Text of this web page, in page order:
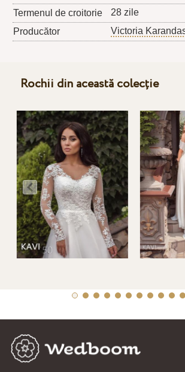
Termenul de croitorie
28 zile
Producător
Victoria
Rochii din această colecție